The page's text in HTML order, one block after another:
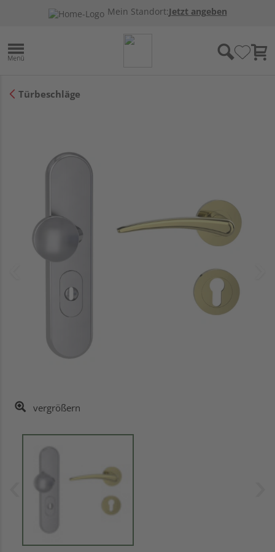
Mein Standort:Jetzt angeben
Türbeschläge
vergrößern